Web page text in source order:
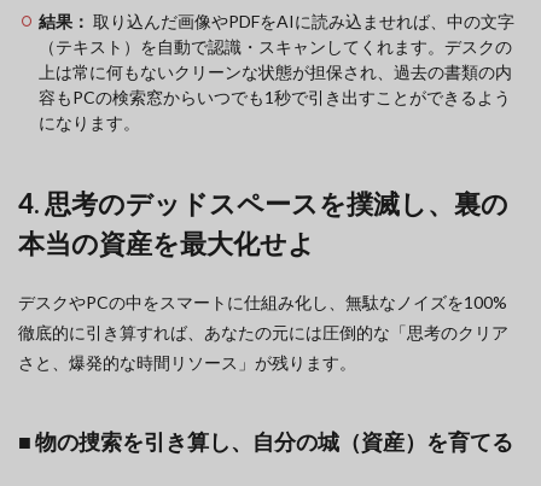
結果： 取り込んだ画像やPDFをAIに読み込ませれば、中の文字
（テキスト）を自動で認識・スキャンしてくれます。デスクの
上は常に何もないクリーンな状態が担保され、過去の書類の内
容もPCの検索窓からいつでも1秒で引き出すことができるよう
になります。
4. 思考のデッドスペースを撲滅し、裏の
本当の資産を最大化せよ
デスクやPCの中をスマートに仕組み化し、無駄なノイズを100%
徹底的に引き算すれば、あなたの元には圧倒的な「思考のクリア
さと、爆発的な時間リソース」が残ります。
■ 物の捜索を引き算し、自分の城（資産）を育てる